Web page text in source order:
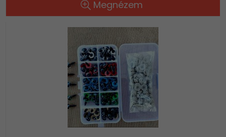
Megnézem